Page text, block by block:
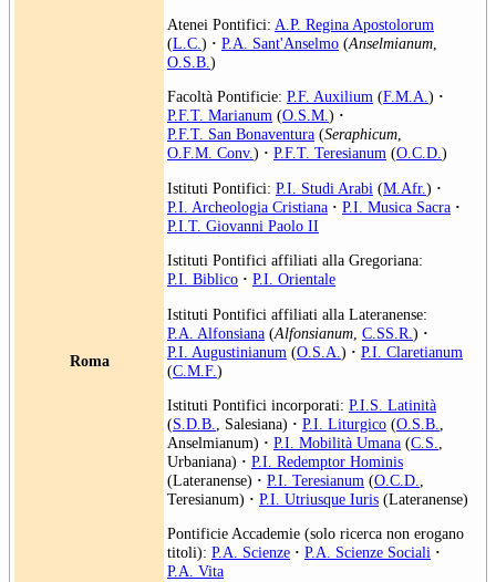
Roma
Atenei Pontifici: A.P. Regina Apostolorum
(L.C. ) · P.A. Sant'Anselmo (Anselmianum
O.S.B. )
Facoltà Pontificie: P.F. Auxilium (F.M.A.) ·
P.F.T. Marianum (O.S.M.) ·
P.F.T. San Bonaventura (Seraphicum,
O.F.M. Conv.) · P.F.T. Teresianum (O.C.D.)
Istituti Pontifici: P.I. Studi Arabi (M.Afr.) ·
P.I. Archeologia Cristiana · P.I. Musica Sacra ·
P.I.T. Giovanni Paolo II
Istituti Pontifici affiliati alla Gregoriana:
P.I. Biblico · P.I. Orientale
Istituti Pontifici affiliati alla Lateranense:
P.A. Alfonsiana (Alfonsianum C.SS.R. ) ·
P.I. Augustinianum (O.S.A. ) · P.I. Claretianum
(C.M.F.)
Istituti Pontifici incorporati: P.I.S. Latinità
(S.D.B. , Salesiana) · P.I. Liturgico (O.S.B.
Anselmianum) · P.I. Mobilità Umana (C.S.
Urbaniana) · P.I. Redemptor Hominis
(Lateranense) · P.I. Teresianum (O.C.D.
Teresianum) · P.I. Utriusque Iuris (Lateranense)
Pontificie Accademie (solo ricerca non erogano
titoli): P.A. Scienze · P.A. Scienze Sociali ·
P.A. Vita